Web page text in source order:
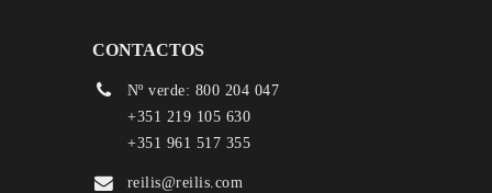
CONTACTOS
Nº verde: 800 204 047
+351 219 105 630
+351 961 517 355
reilis@reilis.com